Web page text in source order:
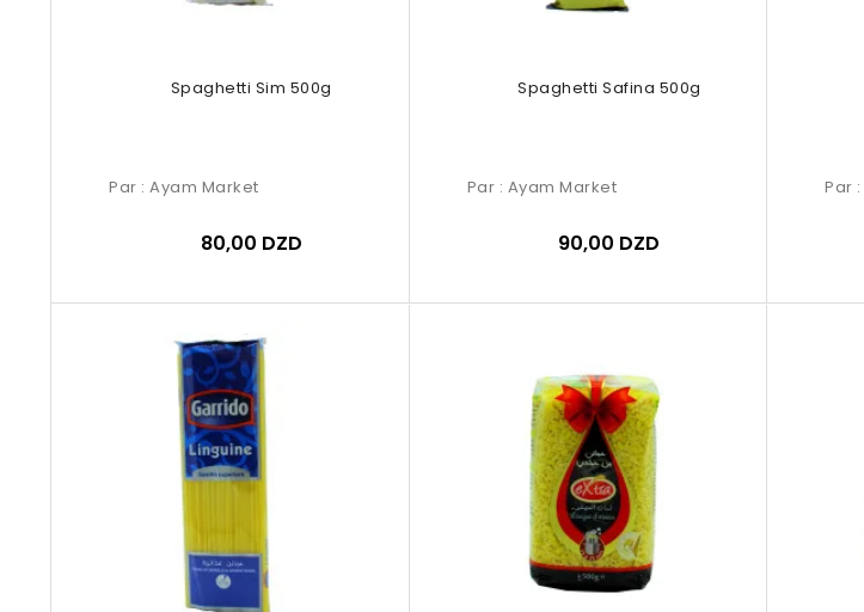
Spaghetti Sim 500g
Par : Ayam Market
80,00 DZD
Spaghetti Safina 500g
Par : Ayam Market
90,00 DZD
Par :